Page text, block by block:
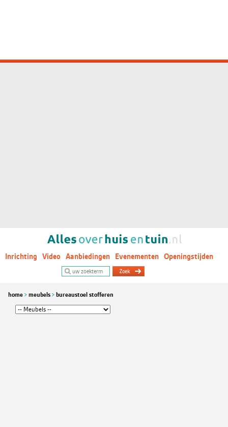
Inrichting Video Aanbiedingen Evenementen Openingstijden
home meubels bureaustoel stofferen